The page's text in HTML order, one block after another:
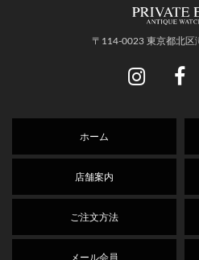
〒114-0023 東京都北区
ホーム
店舗案内
ご注文方法
メール会員